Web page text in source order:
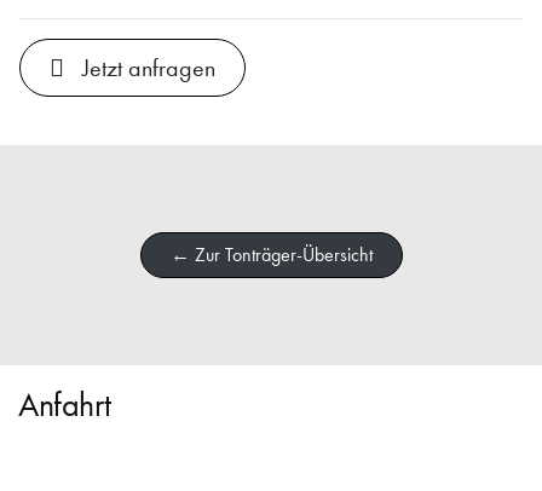
Jetzt anfragen
← Zur Tonträger-Übersicht
Anfahrt